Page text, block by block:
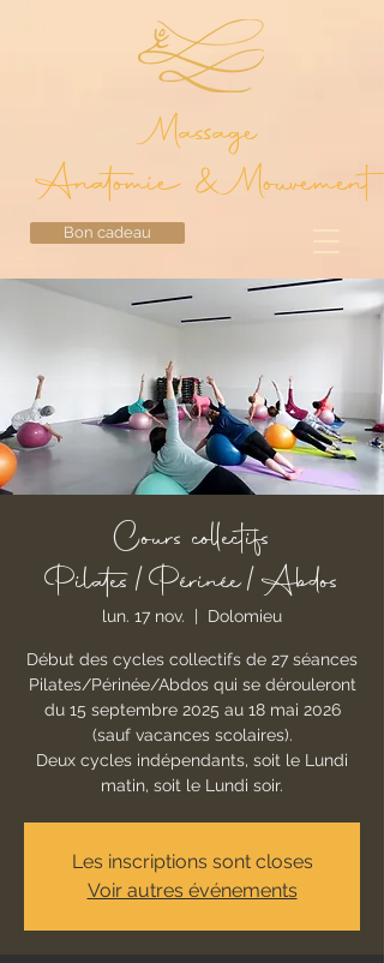
Massage
Anatomie & Mouvement
Bon cadeau
Cours collectifs
Pilates/Périnée/Abdos
lun. 17 nov.
  |
Dolomieu
Début des cycles collectifs de 27 séances
Pilates/Périnée/Abdos qui se dérouleront
du 15 septembre 2025 au 18 mai 2026
(sauf vacances scolaires).
Deux cycles indépendants, soit le Lundi
matin, soit le Lundi soir.
Les inscriptions sont closes
Voir autres événements